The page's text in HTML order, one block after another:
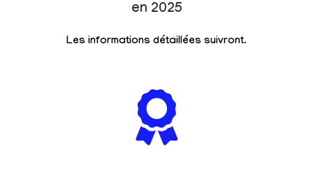
en 2025
Les informations détaillées suivront.